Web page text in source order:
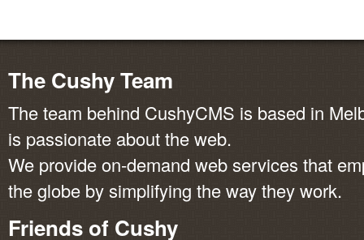
The Cushy Team
The team behind CushyCMS is based in
is passionate about the web.
We provide on-demand web services that
the globe by simplifying the way they work.
Friends of Cushy